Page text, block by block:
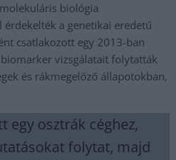
biológia
a genetikai eredetű
csatlakozott egy 2013-ban
vizsgálatait folytatták
és rákmegelőző állapotokban,
egy osztrák céghez,
folytat, majd